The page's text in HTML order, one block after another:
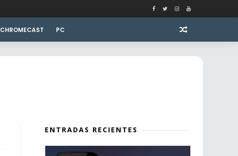
CHROMECAST PC
ENTRADAS RECIENTES